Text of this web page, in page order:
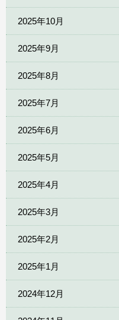
2025年10月
2025年9月
2025年8月
2025年7月
2025年6月
2025年5月
2025年4月
2025年3月
2025年2月
2025年1月
2024年12月